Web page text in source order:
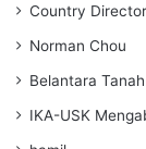
Country
Norman Chou
Belantara
IKA-USK